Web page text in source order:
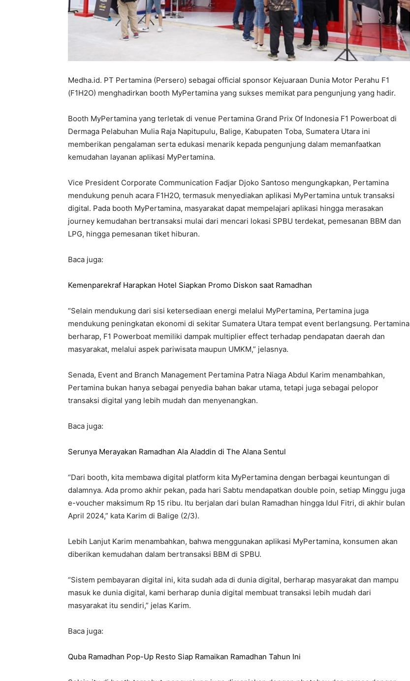
Medha.id. PT Pertamina (Persero) sebagai official sponsor Kejuaraan Dunia Motor Perahu F1
(F1H2O) menghadirkan booth MyPertamina yang sukses memikat para pengunjung yang hadir.
Booth MyPertamina yang terletak di venue Pertamina Grand Prix Of Indonesia F1 Powerboat di
Dermaga Pelabuhan Mulia Raja Napitupulu, Balige, Kabupaten Toba, Sumatera Utara ini
memberikan pengalaman serta edukasi menarik kepada pengunjung dalam memanfaatkan
kemudahan layanan aplikasi MyPertamina.
Vice President Corporate Communication Fadjar Djoko Santoso mengungkapkan, Pertamina
mendukung penuh acara F1H2O, termasuk menyediakan aplikasi MyPertamina untuk transaksi
digital. Pada booth MyPertamina, masyarakat dapat mempelajari aplikasi hingga merasakan
journey kemudahan bertransaksi mulai dari mencari lokasi SPBU terdekat, pemesanan BBM dan
LPG, hingga pemesanan tiket hiburan.
Baca juga:
Kemenparekraf Harapkan Hotel Siapkan Promo Diskon saat Ramadhan
“Selain mendukung dari sisi ketersediaan energi melalui MyPertamina, Pertamina juga
mendukung peningkatan ekonomi di sekitar Sumatera Utara tempat event berlangsung. Pertamina
berharap, F1 Powerboat memiliki dampak multiplier effect terhadap pendapatan daerah dan
masyarakat, melalui aspek pariwisata maupun UMKM,” jelasnya.
Senada, Event and Branch Management Pertamina Patra Niaga Abdul Karim menambahkan,
Pertamina bukan hanya sebagai penyedia bahan bakar utama, tetapi juga sebagai pelopor
transaksi digital yang lebih mudah dan menyenangkan.
Baca juga:
Serunya Merayakan Ramadhan Ala Aladdin di The Alana Sentul
“Dari booth, kita membawa digital platform kita MyPertamina dengan berbagai keuntungan di
dalamnya. Ada promo akhir pekan, pada hari Sabtu mendapatkan double poin, setiap Minggu juga
e-voucher maksimum Rp 15 ribu. Itu berjalan dari bulan Ramadhan hingga Idul Fitri, di akhir bulan
April 2024,” kata Karim di Balige (2/3).
Lebih Lanjut Karim menambahkan, bahwa menggunakan aplikasi MyPertamina, konsumen akan
diberikan kemudahan dalam bertransaksi BBM di SPBU.
“Sistem pembayaran digital ini, kita sudah ada di dunia digital, berharap masyarakat dan mampu
masuk ke dunia digital, kami berharap dunia digital membuat transaksi lebih mudah dari
masyarakat itu sendiri,” jelas Karim.
Baca juga:
Quba Ramadhan Pop-Up Resto Siap Ramaikan Ramadhan Tahun Ini